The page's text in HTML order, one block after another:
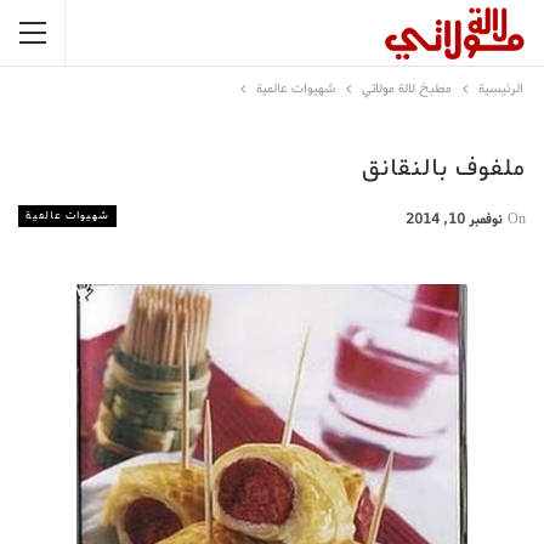
الرئيسية مطبخ لالة مولاتي شهيوات عالمية
ملفوف بالنقانق
شهيوات عالمية On نوفمبر 10, 2014